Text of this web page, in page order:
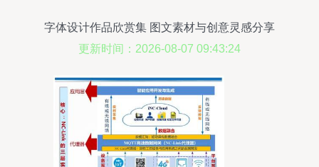
字体设计作品欣赏集 图文素材与创意灵感分享
更新时间：2026-08-07 09:43:24